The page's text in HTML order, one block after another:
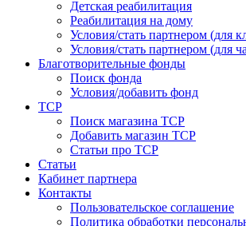
Детская реабилитация
Реабилитация на дому
Условия/стать партнером (для
Условия/стать партнером (для
Благотворительные фонды
Поиск фонда
Условия/добавить фонд
ТСР
Поиск магазина ТСР
Добавить магазин ТСР
Статьи про ТСР
Статьи
Кабинет партнера
Контакты
Пользовательское соглашение
Политика обработки